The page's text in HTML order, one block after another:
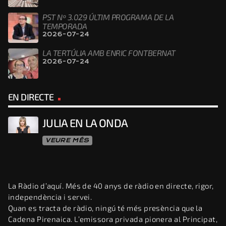
PST Nº 3.029 ÚLTIM PROGRAMA DE LA
TEMPORADA
2026-07-24
LA TERTÚLIA AMB ENRIC FONTBERNAT
2026-07-24
EN DIRECTE
JULIA EN LA ONDA
VEURE MÉS
La Ràdio d’aquí. Més de 40 anys de ràdio en directe, rigor,
independència i servei.
Quan es tracta de ràdio, ningú té més presència que la
Cadena Pirenaica. L’emissora privada pionera al Principat,